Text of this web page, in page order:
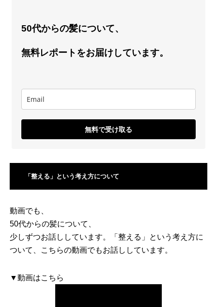
50代からの髪について、
無料レポートをお届けしています。
無料で受け取る
「整える」という考え方について
動画でも、
50代からの髪について、
少しずつお話ししています。「整える」という考え方に
ついて、こちらの動画でもお話ししています。
▼動画はこちら